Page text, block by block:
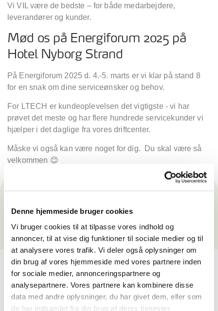
Denne hjemmeside bruger cookies
Vi bruger cookies til at tilpasse vores indhold og
annoncer, til at vise dig funktioner til sociale medier og til
at analysere vores trafik. Vi deler også oplysninger om
din brug af vores hjemmeside med vores partnere inden
for sociale medier, annonceringspartnere og
analysepartnere. Vores partnere kan kombinere disse
data med andre oplysninger, du har givet dem, eller som
de har indsamlet fra din brug af deres tjenester.
Vi VIL være de bedste – for både medarbejdere,
leverandører og kunder.
Mød os på Energiforum 2025 på
Hotel Nyborg Strand
På Energiforum 2025 d. 4.-5. marts er vi klar på stand 8
for en snak om dine serviceønsker og behov.
For LTECH er kundeoplevelsen det vigtigste - vi har
prøvet det meste og har flere hundrede servicekunder vi
hjælper i det daglige fra vores driftcenter.
Måske vi også kan være noget for dig. Du skal være så
velkommen 😊
Læs mere
LTECH A/S: Posts | LinkedIn
www.ltech.dk
Relaterede artikler